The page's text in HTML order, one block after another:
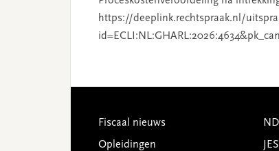
https://deeplink.rechtspraak.nl/
Footer
Fiscaal nieuws
Opleidingen